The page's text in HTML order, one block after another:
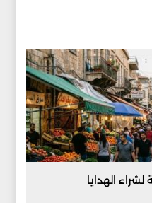
الهدايا